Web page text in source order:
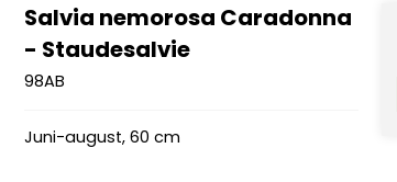
Salvia nemorosa Caradonna
- Staudesalvie
98AB
Juni-august, 60 cm